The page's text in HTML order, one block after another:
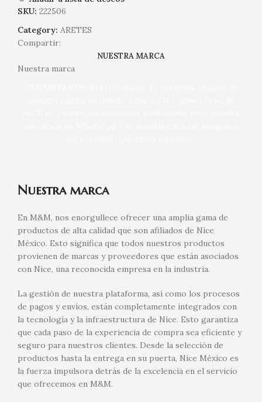
SKU: 222506
Category: ARETES
Compartir:
NUESTRA MARCA
Nuestra marca
Nuestra marca
En M&M, nos enorgullece ofrecer una amplia gama de
productos de alta calidad que son afiliados de Nice
México. Esto significa que todos nuestros productos
provienen de marcas y proveedores que están asociados
con Nice, una reconocida empresa en la industria.
La gestión de nuestra plataforma, así como los procesos
de pagos y envíos, están completamente integrados con
la tecnología y la infraestructura de Nice. Esto garantiza
que cada paso de la experiencia de compra sea eficiente y
seguro para nuestros clientes. Desde la selección de
productos hasta la entrega en su puerta, Nice México es
la fuerza impulsora detrás de la excelencia en el servicio
que ofrecemos en M&M.